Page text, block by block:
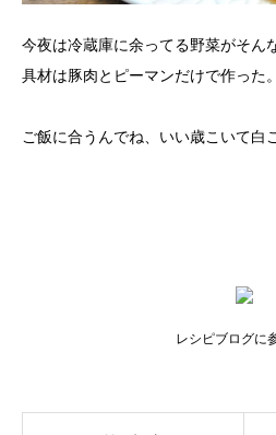
今夜は冷蔵庫に余ってる野菜がそん
具材は豚肉とピーマンだけで作った。
ご飯に合うんでね、いい歳こいて白
レシピブログに